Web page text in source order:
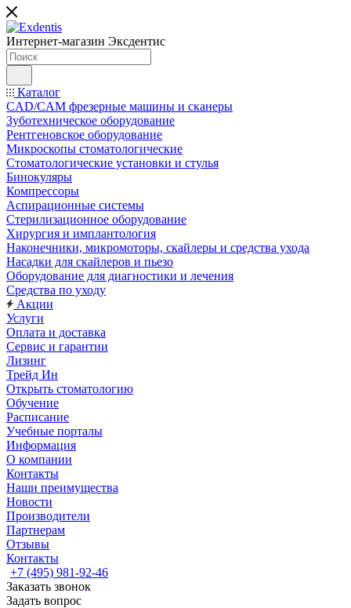
Интернет-магазин Эксдентис
Каталог
CAD/CAM фрезерные машины и сканеры
Зуботехническое оборудование
Рентгеновское оборудование
Микроскопы стоматологические
Стоматологические установки и стулья
Бинокуляры
Компрессоры
Аспирационные системы
Стерилизационное оборудование
Хирургия и имплантология
Наконечники, микромоторы, скайлеры и средства ухода
Насадки для скайлеров и пьезо
Оборудование для диагностики и лечения
Средства по уходу
Акции
Услуги
Оплата и доставка
Сервис и гарантии
Лизинг
Трейд Ин
Открыть стоматологию
Обучение
Расписание
Учебные порталы
Информация
О компании
Контакты
Наши преимущества
Новости
Производители
Партнерам
Отзывы
Контакты
+7 (495) 981-92-46
Заказать звонок
Задать вопрос